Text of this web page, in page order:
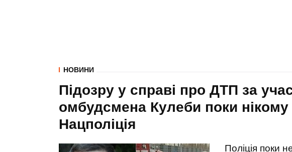
НОВИНИ
Підозру у справі про ДТП за
омбудсмена Кулеби поки
Нацполіція
Поліція поки